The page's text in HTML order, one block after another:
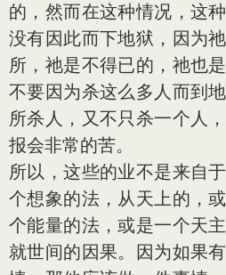
的，然而在这种情况，这
没有因此而下地狱，因为
所，祂是不得已的，祂也
不要因为杀这么多人而到
所杀人，又不只杀一个人
报会非常的苦。
所以，这些的业不是来自
个想象的法，从天上的，
个能量的法，或是一个天
就世间的因果。因为如果